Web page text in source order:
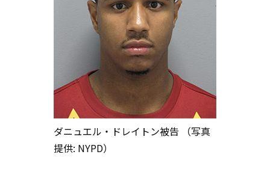
ダニュエル・ドレイトン被告 （写真
提供: NYPD）